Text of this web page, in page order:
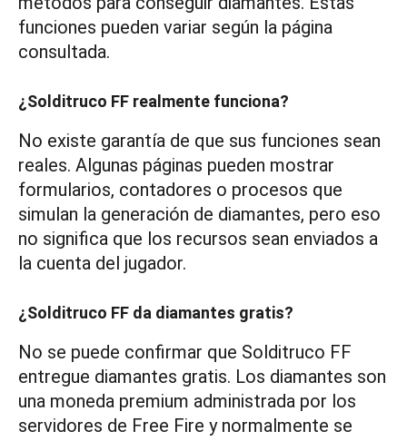
funciones pueden variar según la página
consultada.
¿Solditruco FF realmente funciona?
No existe garantía de que sus funciones sean
reales. Algunas páginas pueden mostrar
formularios, contadores o procesos que
simulan la generación de diamantes, pero eso
no significa que los recursos sean enviados a
la cuenta del jugador.
¿Solditruco FF da diamantes gratis?
No se puede confirmar que Solditruco FF
entregue diamantes gratis. Los diamantes son
una moneda premium administrada por los
servidores de Free Fire y normalmente se